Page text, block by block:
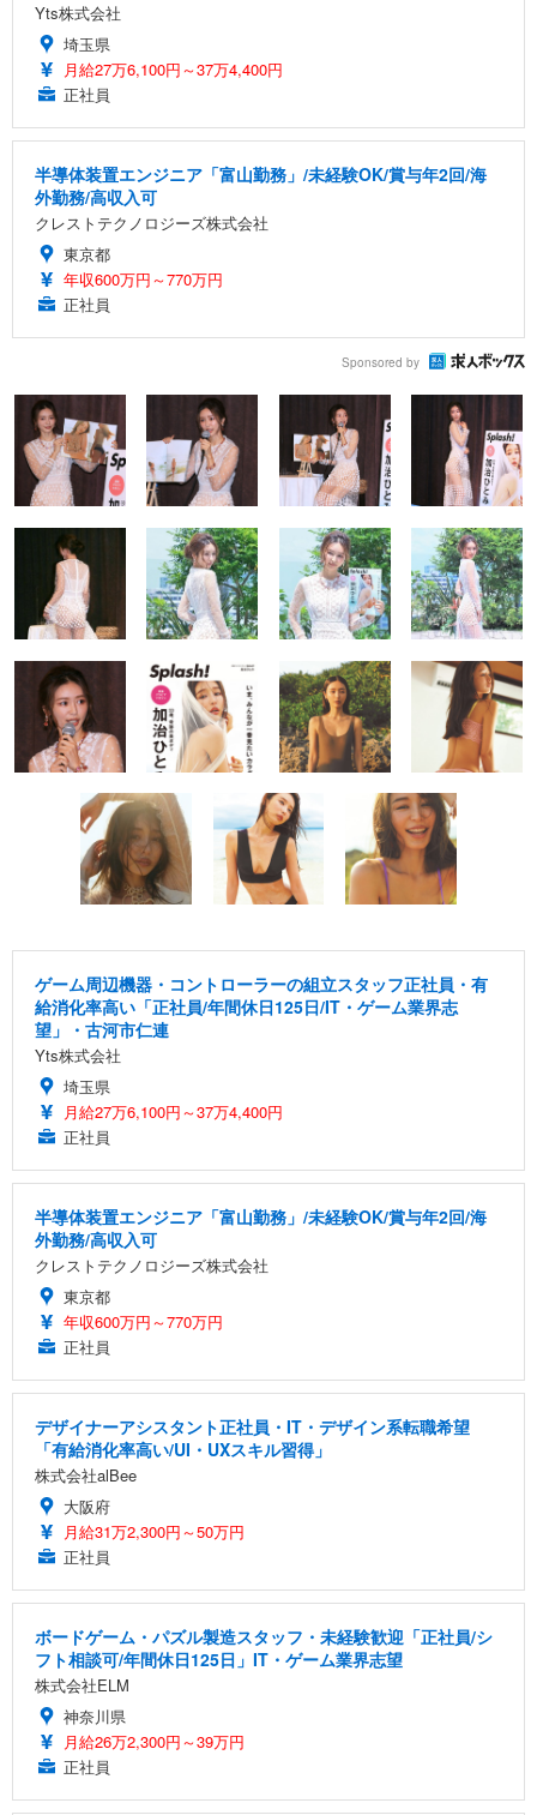
Yts株式会社
埼玉県
月給27万6,100円～37万4,400円
正社員
半導体装置エンジニア「富山勤務」/未経験OK/賞与年2回/海
外勤務/高収入可
クレストテクノロジーズ株式会社
東京都
年収600万円～770万円
正社員
Sponsored by
ゲーム周辺機器・コントローラーの組立スタッフ正社員・有
給消化率高い「正社員/年間休日125日/IT・ゲーム業界志
望」・古河市仁連
Yts株式会社
埼玉県
月給27万6,100円～37万4,400円
正社員
半導体装置エンジニア「富山勤務」/未経験OK/賞与年2回/海
外勤務/高収入可
クレストテクノロジーズ株式会社
東京都
年収600万円～770万円
正社員
デザイナーアシスタント正社員・IT・デザイン系転職希望
「有給消化率高い/UI・UXスキル習得」
株式会社alBee
大阪府
月給31万2,300円～50万円
正社員
ボードゲーム・パズル製造スタッフ・未経験歓迎「正社員/シ
フト相談可/年間休日125日」IT・ゲーム業界志望
株式会社ELM
神奈川県
月給26万2,300円～39万円
正社員